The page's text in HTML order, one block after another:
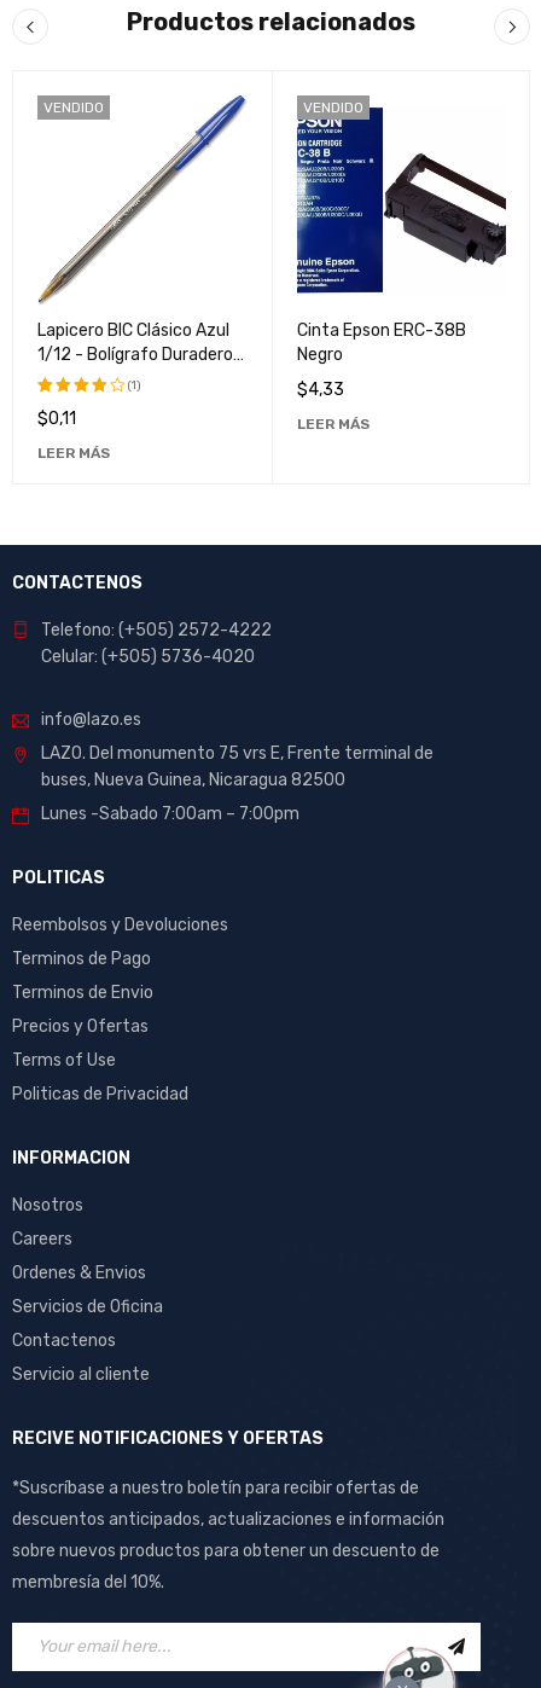
Productos relacionados
VENDIDO
Lapicero BIC Clásico Azul
1/12 - Bolígrafo Duradero y
Confiado para Escritura
Valorado
4.00de
(1)
$0,11
LEER MÁS
VENDIDO
Cinta Epson ERC-38B
Negro
$4,33
LEER MÁS
CONTACTENOS
Telefono: (+505) 2572-4222
Celular: (+505) 5736-4020
info@lazo.es
LAZO. Del monumento 75 vrs E, Frente terminal de
buses, Nueva Guinea, Nicaragua 82500
Lunes -Sabado 7:00am – 7:00pm
POLITICAS
Reembolsos y Devoluciones
Terminos de Pago
Terminos de Envio
Precios y Ofertas
Terms of Use
Politicas de Privacidad
INFORMACION
Nosotros
Careers
Ordenes & Envios
Servicios de Oficina
Contactenos
Servicio al cliente
RECIVE NOTIFICACIONES Y OFERTAS
*Suscríbase a nuestro boletín para recibir ofertas de
descuentos anticipados, actualizaciones e información
sobre nuevos productos para obtener un descuento de
membresía del 10%.